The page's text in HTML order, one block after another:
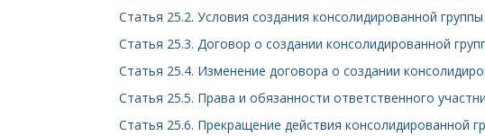
Статья 25.2. Условия создания консолидированной
Статья 25.3. Договор о создании консолидированной
Статья 25.4. Изменение договора о создании
Статья 25.5. Права и обязанности ответственного
Статья 25.6. Прекращение действия консолидированной